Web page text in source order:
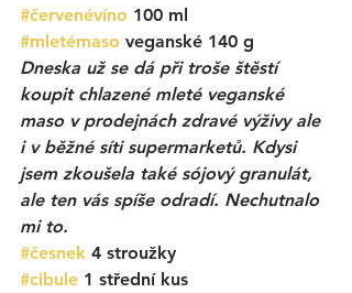
#červenévíno 100 ml
#mletémaso veganské 140 g
Dneska už se dá při troše štěstí
koupit chlazené mleté veganské
maso v prodejnách zdravé výživy ale
i v běžné síti supermarketů. Kdysi
jsem zkoušela také sójový granulát,
ale ten vás spíše odradí. Nechutnalo
mi to.
#česnek 4 stroužky
#cibule 1 střední kus